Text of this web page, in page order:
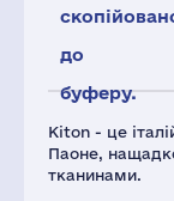
Kiton - це
Паоне,
тканинами.
до
буферу.